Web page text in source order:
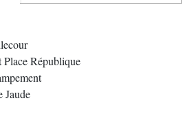
République